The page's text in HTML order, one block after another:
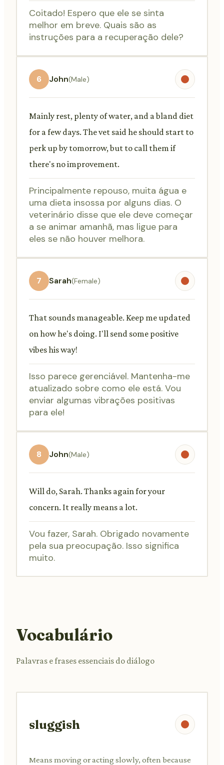
Coitado! Espero que ele se sinta
melhor em breve. Quais são as
instruções para a recuperação dele?
6 John(Male)
Mainly rest, plenty of water, and a bland diet
for a few days. The vet said he should start to
perk up by tomorrow, but to call them if
there's no improvement.
Principalmente repouso, muita água e
uma dieta insossa por alguns dias. O
veterinário disse que ele deve começar
a se animar amanhã, mas ligue para
eles se não houver melhora.
7 Sarah(Female)
That sounds manageable. Keep me updated
on how he's doing. I'll send some positive
vibes his way!
Isso parece gerenciável. Mantenha-me
atualizado sobre como ele está. Vou
enviar algumas vibrações positivas
para ele!
8 John(Male)
Will do, Sarah. Thanks again for your
concern. It really means a lot.
Vou fazer, Sarah. Obrigado novamente
pela sua preocupação. Isso significa
muito.
Vocabulário
Palavras e frases essenciais do diálogo
sluggish
Means moving or acting slowly, often because